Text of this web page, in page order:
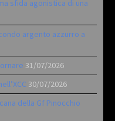
sfida agonistica di una
argento azzurro a
31/07/2026
30/07/2026
della Gf Pinocchio